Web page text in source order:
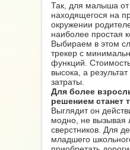
Так, для малыша от
находящегося на
окружении
наиболее простая
Выбираем в этом
трекер с
функций.
высока, а
затраты.
Для более
решением станет
Выглядит он
модно, не вызывая
сверстников. Для
младшего